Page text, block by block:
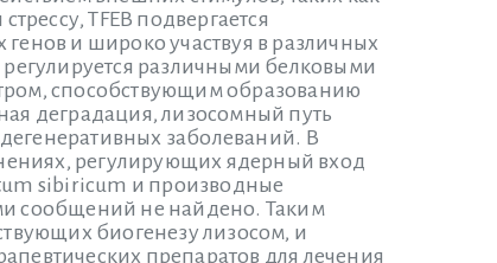
TFEB подвергается
и широко участвуя в различных
различными белковыми
способствующим образованию
деградация, лизосомный путь
заболеваний. В
регулирующих ядерный вход
sibiricum и производные
сообщений не найдено. Таким
биогенезу лизосом, и
препаратов для лечения